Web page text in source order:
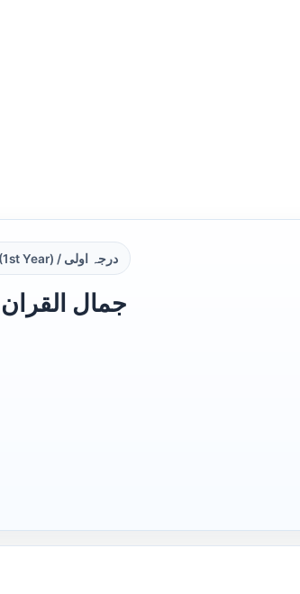
Al Aula (1st Year) / درجہ اولی
Jamal ul Quran جمال القران